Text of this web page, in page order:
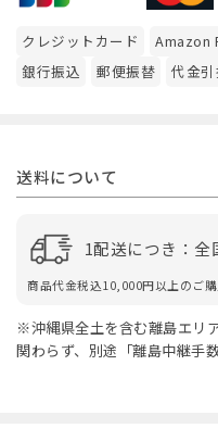
クレジットカード Amazon
銀行振込
郵便振替 代金引
送料について
1配送につき：全
商品代金税込10,000円以上のご
※沖縄県全土を含む離島エリ
関わらず、別途「離島中継手